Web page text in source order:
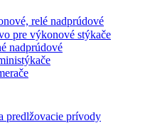
relé nadprúdové
pre výkonové stýkače
nadprúdové
predlžovacie prívody